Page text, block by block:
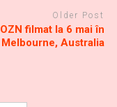
Older Post
OZN filmat la 6 mai în
Melbourne, Australia